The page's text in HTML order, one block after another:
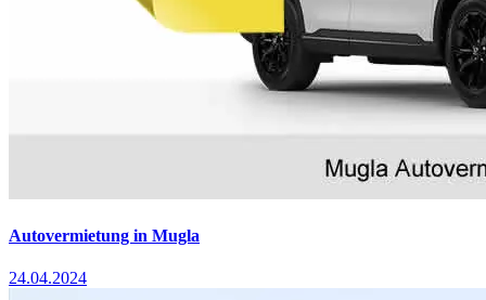
Autovermietung in Mugla
24.04.2024